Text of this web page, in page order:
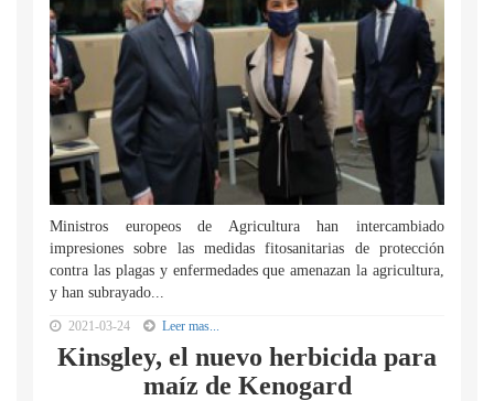
Ministros europeos de Agricultura han intercambiado
impresiones sobre las medidas fitosanitarias de protección
contra las plagas y enfermedades que amenazan la agricultura,
y han subrayado...
2021-03-24 Leer mas...
Kinsgley, el nuevo herbicida para
maíz de Kenogard